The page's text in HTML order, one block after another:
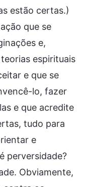
estão certas.)
que se
e,
espirituais
e que se
lo, fazer
e que acredite
tudo para
e
perversidade?
Obviamente,